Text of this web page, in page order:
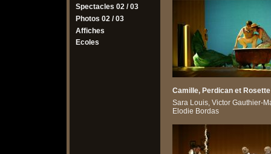
Spectacles 02 / 03
Photos 02 / 03
Affiches
Ecoles
Camille, Perdican et Rosette
Sara Louis, Victor Gauthier-
Elodie Bordas